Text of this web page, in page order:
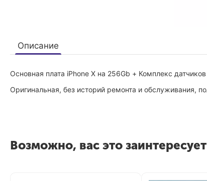
Описание
Основная плата iPhone X на 256Gb + Комплекс
Оригинальная, без историй ремонта и обслуживания,
Возможно, вас это заинтересует